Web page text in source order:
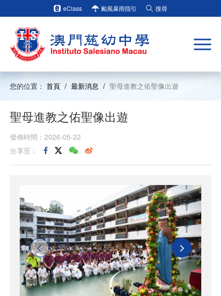
eClass 颱風暴雨指引 搜尋
您的位置： 首頁 / 最新消息 / 聖母進教之佑聖像出遊
聖母進教之佑聖像出遊
發佈時間：2026-05-22
分享至：